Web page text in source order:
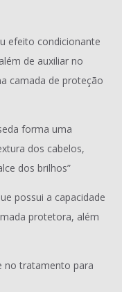
efeito condicionante
de auxiliar no
camada de proteção
forma uma
dos cabelos,
dos brilhos”
possui a capacidade
protetora, além
no tratamento para